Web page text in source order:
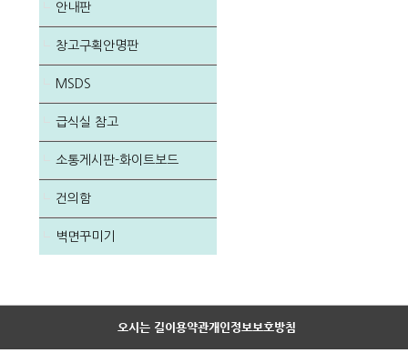
안내판
창고구획안명판
MSDS
급식실 참고
소통게시판-화이트보드
건의함
벽면꾸미기
오시는 길이용약관개인정보보호방침